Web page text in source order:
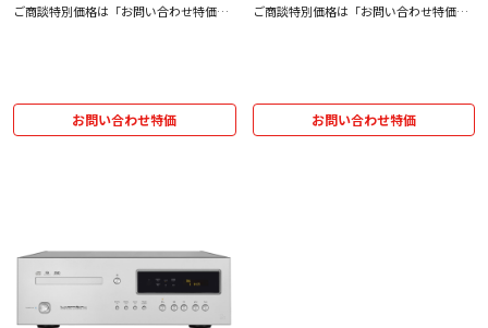
ご商談特別価格は「お問い合わせ特価」
お問い合わせ特価
ご商談特別価格は「お問い合わせ特価」
お問い合わせ特価